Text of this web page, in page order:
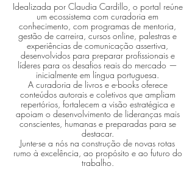
Idealizada por Claudia Cardillo, o portal reúne
um ecossistema com curadoria em
conhecimento, com programas de mentoria,
gestão de carreira, cursos online, palestras e
experiências de comunicação assertiva,
desenvolvidos para preparar profissionais e
líderes para os desafios reais do mercado —
inicialmente em língua portuguesa.
A curadoria de livros e e-books oferece
conteúdos autorais e coletivos que ampliam
repertórios, fortalecem a visão estratégica e
apoiam o desenvolvimento de lideranças mais
conscientes, humanas e preparadas para se
destacar.
Junte-se a nós na construção de novas rotas
rumo à excelência, ao propósito e ao futuro do
trabalho.